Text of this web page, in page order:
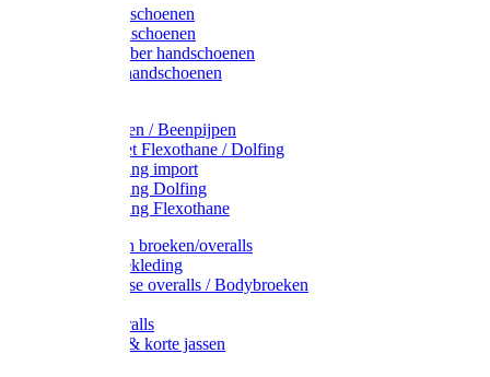
Latex handschoenen
Leren handschoenen
PVC / Rubber handschoenen
Katoenen handschoenen
Plukmouwen / Beenpijpen
Reparatieset Flexothane / Dolfing
Regenkleding import
Regenkleding Dolfing
Regenkleding Flexothane
Toebehoren broeken/overalls
Signalisatiekleding
Amerikaanse overalls / Bodybroeken
Kinderoveralls
Stofjassen & korte jassen